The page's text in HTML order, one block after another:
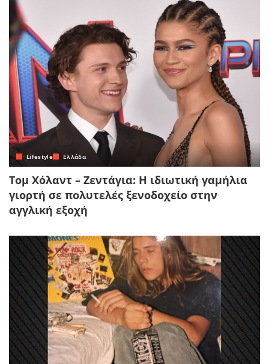
Lifestyle Ελλάδα
Τομ Χόλαντ – Ζεντάγια: Η ιδιωτική γαμήλια
γιορτή σε πολυτελές ξενοδοχείο στην
αγγλική εξοχή